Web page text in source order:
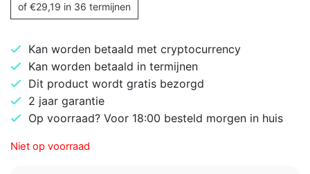
of €29,19 in 36 termijnen
Kan worden betaald met cryptocurrency
Kan worden betaald in termijnen
Dit product wordt gratis bezorgd
2 jaar garantie
Op voorraad? Voor 18:00 besteld morgen in huis
Niet op voorraad